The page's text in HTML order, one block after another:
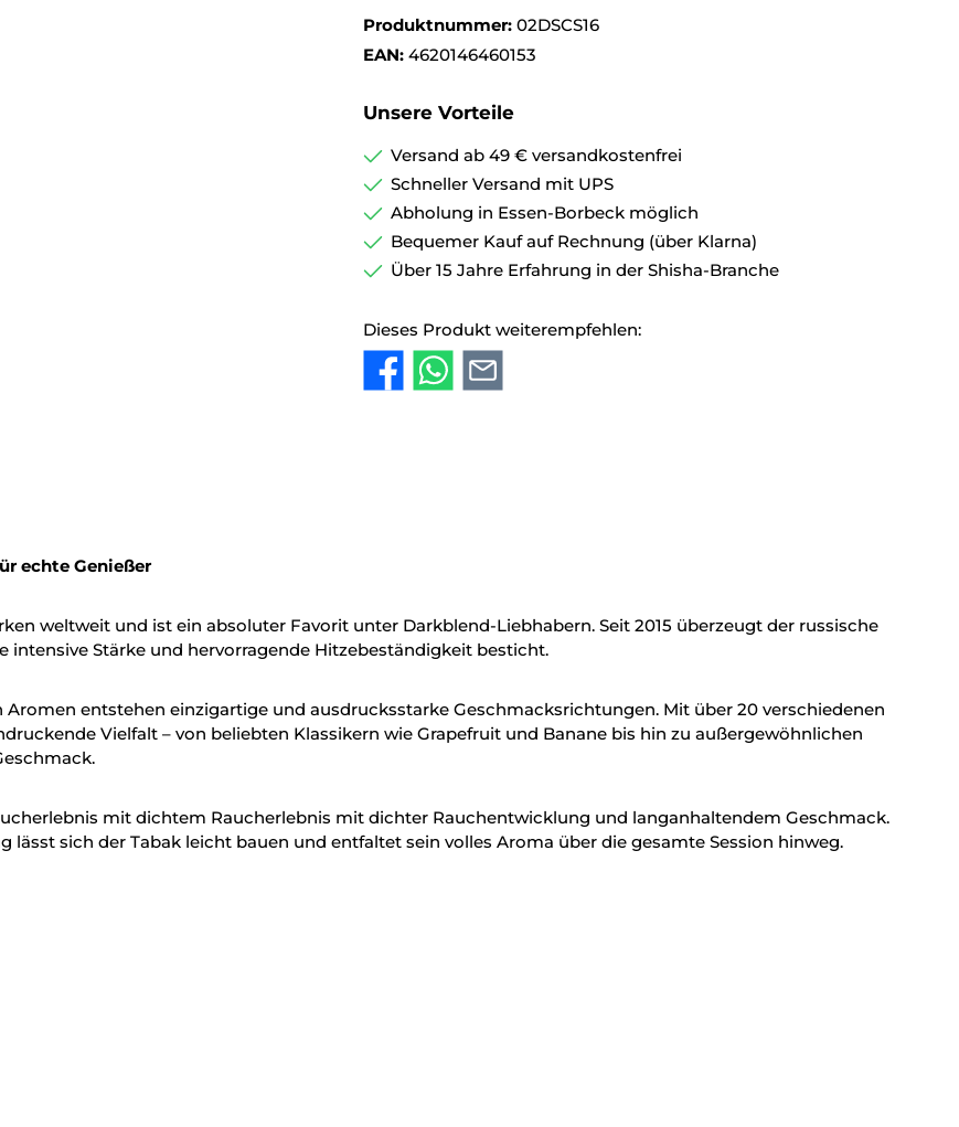
Produktnummer: 02DSCS16
EAN: 4620146460153
Unsere Vorteile
Versand ab 49 € versandkostenfrei
Schneller Versand mit UPS
Abholung in Essen-Borbeck möglich
Bequemer Kauf auf Rechnung (über Klarna)
Über 15 Jahre Erfahrung in der Shisha-Branche
Dieses Produkt weiterempfehlen:
echte Genießer
weltweit und ist ein absoluter Favorit unter Darkblend-Liebhabern. Seit 2015 überzeugt der russische
intensive Stärke und hervorragende Hitzebeständigkeit besticht.
entstehen einzigartige und ausdrucksstarke Geschmacksrichtungen. Mit über 20 verschiedenen
Vielfalt – von beliebten Klassikern wie Grapefruit und Banane bis hin zu außergewöhnlichen
mit dichtem Raucherlebnis mit dichter Rauchentwicklung und langanhaltendem Geschmack.
sich der Tabak leicht bauen und entfaltet sein volles Aroma über die gesamte Session hinweg.